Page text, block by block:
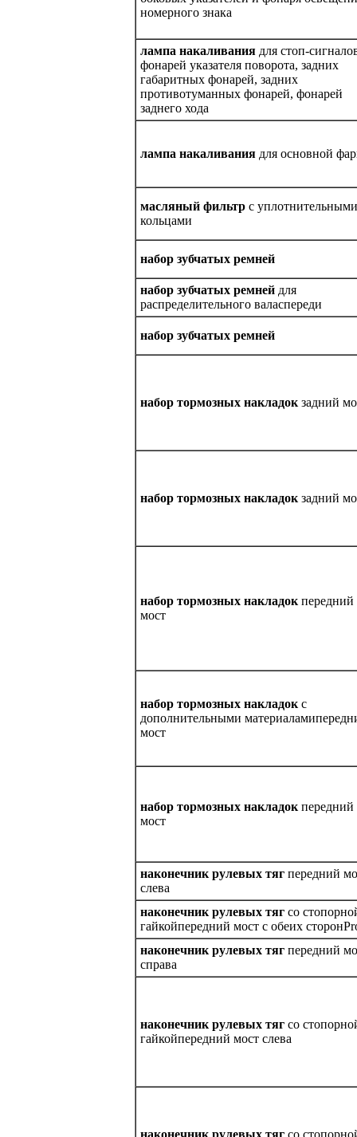
номерного знака
лампа накаливания для стоп-
фонарей указателя поворота, задних
габаритных фонарей, задних
противотуманных фонарей, фонарей
заднего хода
лампа накаливания для основной
масляный фильтр с уплотнительными
кольцами
набор зубчатых ремней
набор зубчатых ремней для
распределительного валаспереди
набор зубчатых ремней
набор тормозных накладок задний
набор тормозных накладок задний
набор тормозных накладок передний
мост
набор тормозных накладок с
дополнительными
мост
набор тормозных накладок передний
мост
наконечник рулевых тяг передний
слева
наконечник рулевых тяг со
гайкойпередний мост с обеих
наконечник рулевых тяг передний
справа
наконечник рулевых тяг со
гайкойпередний мост слева
наконечник рулевых тяг со